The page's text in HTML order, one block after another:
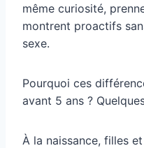
même curiosité,
montrent proactifs
sexe.
Pourquoi ces
avant 5 ans ?
À la naissance, filles